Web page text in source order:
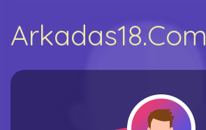
Arkadas18.Com